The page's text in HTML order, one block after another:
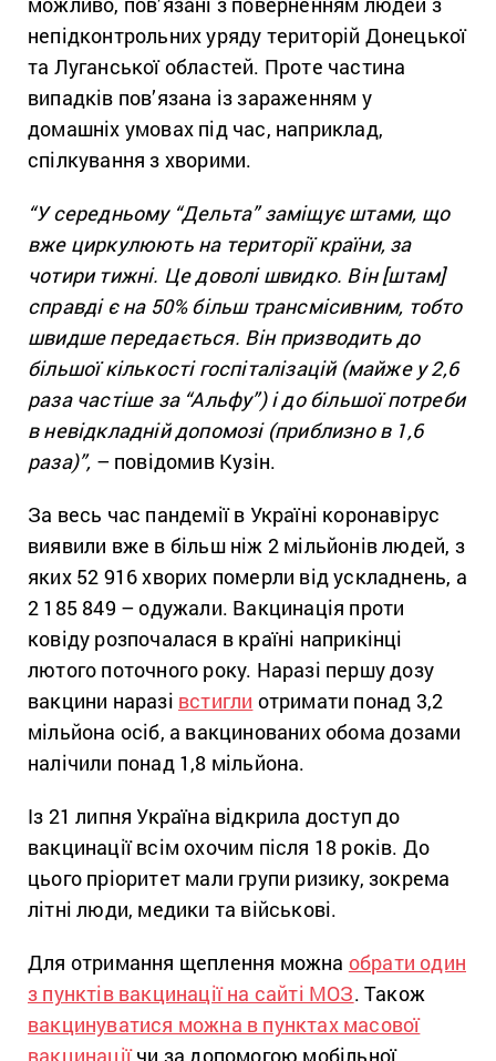
непідконтрольних уряду територій Донецької
та Луганської областей. Проте частина
випадків пов’язана із зараженням у
домашніх умовах під час, наприклад,
спілкування з хворими.
“У середньому “Дельта” заміщує штами, що
вже циркулюють на території країни, за
чотири тижні. Це доволі швидко. Він [штам]
справді є на 50% більш трансмісивним, тобто
швидше передається. Він призводить до
більшої кількості госпіталізацій (майже у 2,6
раза частіше за “Альфу”) і до більшої потреби
в невідкладній допомозі (приблизно в 1,6
раза)”, – повідомив Кузін.
За весь час пандемії в Україні коронавірус
виявили вже в більш ніж 2 мільйонів людей, з
яких 52 916 хворих померли від ускладнень, а
2 185 849 – одужали. Вакцинація проти
ковіду розпочалася в країні наприкінці
лютого поточного року. Наразі першу дозу
вакцини наразі встигли отримати понад 3,2
мільйона осіб, а вакцинованих обома дозами
налічили понад 1,8 мільйона.
Із 21 липня Україна відкрила доступ до
вакцинації всім охочим після 18 років. До
цього пріоритет мали групи ризику, зокрема
літні люди, медики та військові.
Для отримання щеплення можна обрати один
з пунктів вакцинації на сайті МОЗ. Також
вакцинуватися можна в пунктах масової